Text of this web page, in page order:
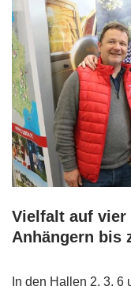
Vielfalt auf vier
Anhängern bis
In den Hallen 2, 3,